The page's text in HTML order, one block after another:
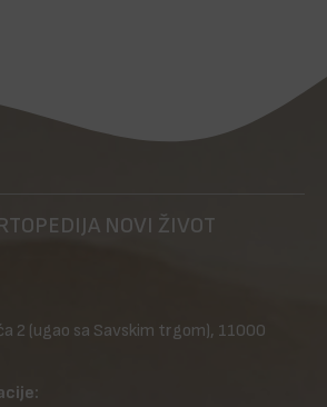
NOVI ŽIVOT
2 (ugao sa Savskim trgom), 11000